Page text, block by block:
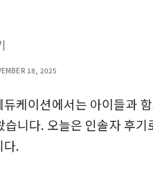
18, 2025
케이션에서는 아이들과
니다. 오늘은 인솔자 후
다.